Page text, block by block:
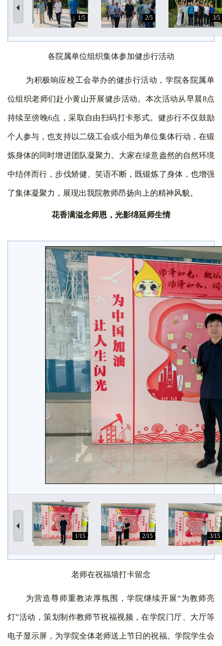
1/5 2/5 3/5
各院属单位组织集体参加健步行活动
为积极响应校工会举办的健步行活动，学院各院属单
位组织老师们赴小黄山开展健步活动。本次活动从早晨8点
持续至傍晚6点，采取自由扫码打卡形式。健步行不仅鼓励
个人参与，也支持以二级工会或小组为单位集体行动，在锻
炼身体的同时增进团队凝聚力。大家在绿意盎然的自然环境
中结伴而行，步伐矫健、笑语不断，既锻炼了身体，也增强
了集体凝聚力，展现出我院教师昂扬向上的精神风貌。
花香满溢念师恩，光影绵延师生情
1/15 2/15 3/15
老师在祝福墙打卡留念
为营造尊师重教浓厚氛围，学院继续开展“为教师亮
灯”活动，策划制作教师节祝福视频，在学院门厅、大厅等
电子显示屏，为学院全体老师送上节日的祝福。学院学生会